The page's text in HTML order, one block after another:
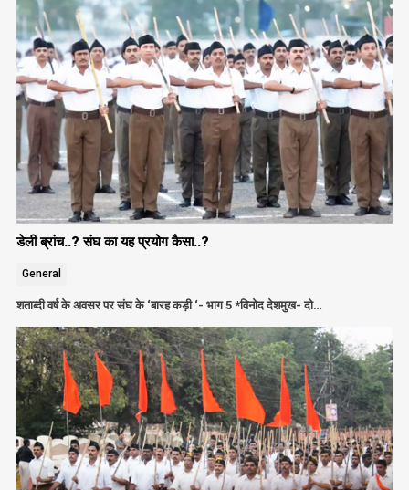
डेली ब्रांच..? संघ का यह प्रयोग कैसा..?
General
शताब्दी वर्ष के अवसर पर संघ के ‘बारह कड़ी ‘- भाग 5 *विनोद देशमुख- दो…